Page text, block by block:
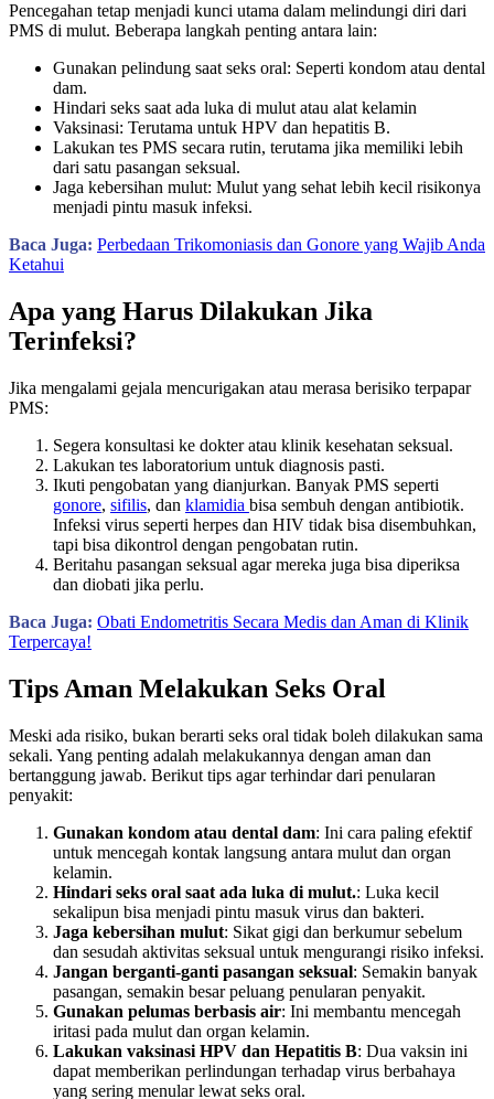
Pencegahan tetap menjadi kunci utama dalam melindungi diri dari
PMS di mulut. Beberapa langkah penting antara lain:
Gunakan pelindung saat seks oral: Seperti kondom atau dental
dam.
Hindari seks saat ada luka di mulut atau alat kelamin
Vaksinasi: Terutama untuk HPV dan hepatitis B.
Lakukan tes PMS secara rutin, terutama jika memiliki lebih
dari satu pasangan seksual.
Jaga kebersihan mulut: Mulut yang sehat lebih kecil risikonya
menjadi pintu masuk infeksi.
Baca Juga: Perbedaan Trikomoniasis dan Gonore yang Wajib Anda
Ketahui
Apa yang Harus Dilakukan Jika
Terinfeksi?
Jika mengalami gejala mencurigakan atau merasa berisiko terpapar
PMS:
Segera konsultasi ke dokter atau klinik kesehatan seksual.
Lakukan tes laboratorium untuk diagnosis pasti.
Ikuti pengobatan yang dianjurkan. Banyak PMS seperti
gonore, sifilis, dan klamidia bisa sembuh dengan antibiotik.
Infeksi virus seperti herpes dan HIV tidak bisa disembuhkan,
tapi bisa dikontrol dengan pengobatan rutin.
Beritahu pasangan seksual agar mereka juga bisa diperiksa
dan diobati jika perlu.
Baca Juga: Obati Endometritis Secara Medis dan Aman di Klinik
Terpercaya!
Tips Aman Melakukan Seks Oral
Meski ada risiko, bukan berarti seks oral tidak boleh dilakukan sama
sekali. Yang penting adalah melakukannya dengan aman dan
bertanggung jawab. Berikut tips agar terhindar dari penularan
penyakit:
Gunakan kondom atau dental dam: Ini cara paling efektif
untuk mencegah kontak langsung antara mulut dan organ
kelamin.
Hindari seks oral saat ada luka di mulut.: Luka kecil
sekalipun bisa menjadi pintu masuk virus dan bakteri.
Jaga kebersihan mulut: Sikat gigi dan berkumur sebelum
dan sesudah aktivitas seksual untuk mengurangi risiko infeksi.
Jangan berganti-ganti pasangan seksual: Semakin banyak
pasangan, semakin besar peluang penularan penyakit.
Gunakan pelumas berbasis air: Ini membantu mencegah
iritasi pada mulut dan organ kelamin.
Lakukan vaksinasi HPV dan Hepatitis B: Dua vaksin ini
dapat memberikan perlindungan terhadap virus berbahaya
yang sering menular lewat seks oral.